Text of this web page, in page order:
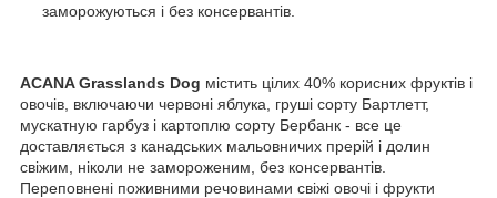
заморожуються і без консервантів.
ACANAGrasslands Dog містить цілих 40% корисних фруктів і
овочів, включаючи червоні яблука, груші сорту Бартлетт,
мускатную гарбуз і картоплю сорту Бербанк - все це
доставляється з канадських мальовничих прерій і долин
свіжим, ніколи не замороженим, без консервантів.
Переповнені поживними речовинами свіжі овочі і фрукти